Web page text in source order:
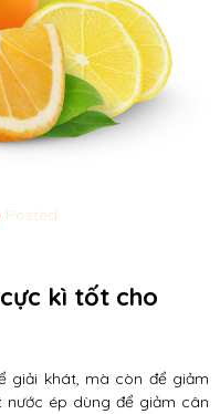
Posted
kì tốt cho
giải khát, mà còn để giảm
nước ép dùng để giảm cân